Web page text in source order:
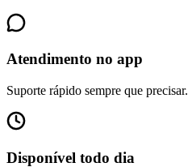
Atendimento no app
Suporte rápido sempre que precisar.
Disponível todo dia